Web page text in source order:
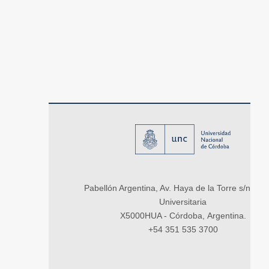
Pabellón Argentina, Av. Haya de la Torre s/n,
Universitaria
X5000HUA - Córdoba, Argentina.
+54 351 535 3700